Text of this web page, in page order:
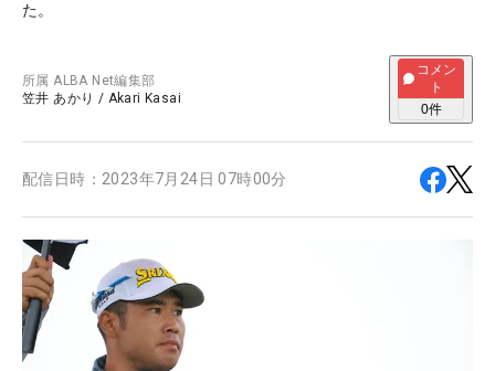
た。
所属ALBA Net編集部
笠井 あかり / Akari Kasai
コメン
ト
0件
配信日時： 2023年7月24日 07時00分